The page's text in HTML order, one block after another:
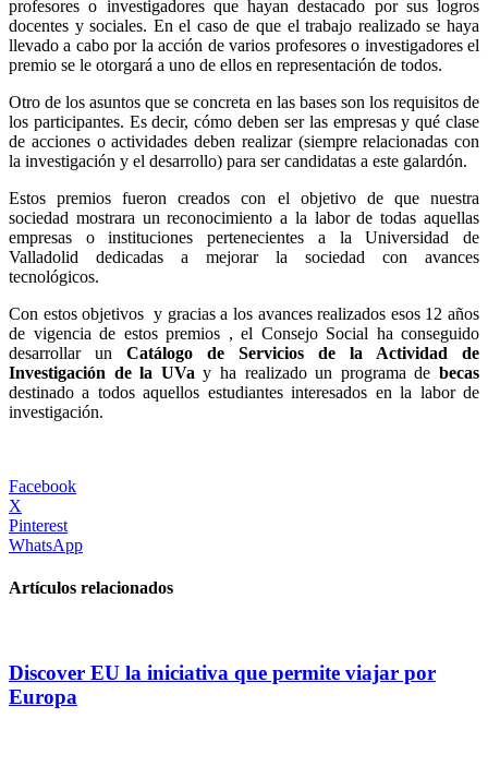
profesores o investigadores que hayan destacado por sus logros
docentes y sociales. En el caso de que el trabajo realizado se haya
llevado a cabo por la acción de varios profesores o investigadores el
premio se le otorgará a uno de ellos en representación de todos.
Otro de los asuntos que se concreta en las bases son los requisitos de
los participantes. Es decir, cómo deben ser las empresas y qué clase
de acciones o actividades deben realizar (siempre relacionadas con
la investigación y el desarrollo) para ser candidatas a este galardón.
Estos premios fueron creados con el objetivo de que nuestra
sociedad mostrara un reconocimiento a la labor de todas aquellas
empresas o instituciones pertenecientes a la Universidad de
Valladolid dedicadas a mejorar la sociedad con avances
tecnológicos.
Con estos objetivos y gracias a los avances realizados esos 12 años
de vigencia de estos premios , el Consejo Social ha conseguido
desarrollar un Catálogo de Servicios de la Actividad de
Investigación de la UVay ha realizado un programa debecas
destinado a todos aquellos estudiantes interesados en la labor de
investigación.
Facebook
X
Pinterest
WhatsApp
Artículos relacionados
Discover EU la iniciativa que permite viajar por
Europa